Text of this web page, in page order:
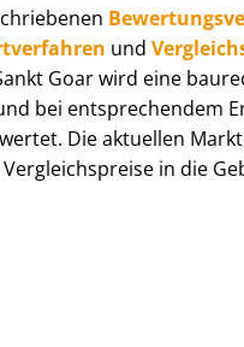
und
Goar wird eine
bei entsprechendem
Die aktuellen
in die